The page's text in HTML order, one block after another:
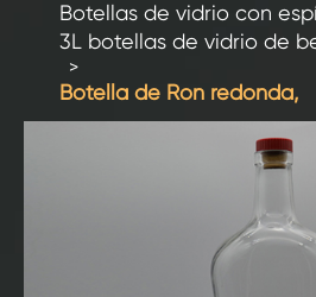
Botellas de vidrio con
3L botellas de vidrio de
Botella de Ron redonda,